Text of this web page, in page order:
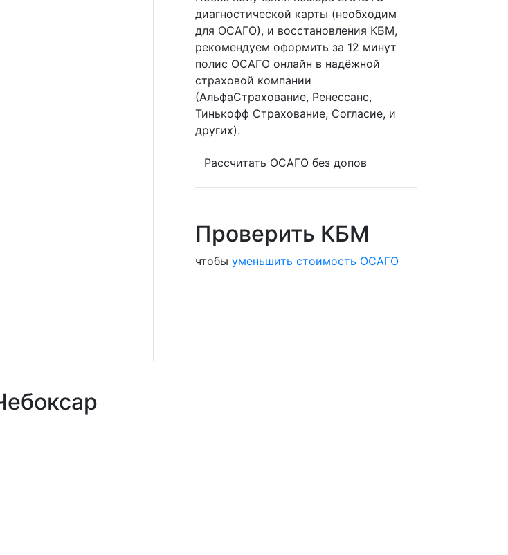
диагностической карты (необходим
для ОСАГО), и восстановления КБМ,
рекомендуем оформить за 12 минут
полис ОСАГО онлайн в надёжной
страховой компании
(АльфаСтрахование, Ренессанс,
Тинькофф Страхование, Согласие, и
других).
Рассчитать ОСАГО без допов
Проверить КБМ
чтобы уменьшить стоимость ОСАГО